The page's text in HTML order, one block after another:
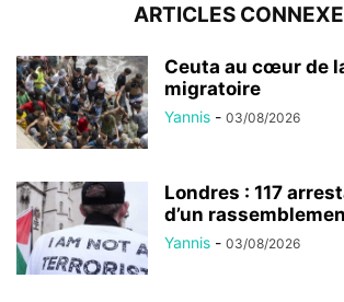
ARTICLES
Ceuta au cœur de
migratoire
Yannis - 03/08/2026
Londres : 117
d’un
Yannis - 03/08/2026